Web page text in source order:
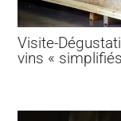
Visite-
vins «